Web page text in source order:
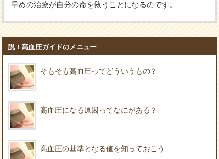
早めの治療が自分の命を救うことになるのです。
脱！高血圧ガイドのメニュー
そもそも高血圧ってどういうもの？
高血圧になる原因ってなにがある？
高血圧の基準となる値を知っておこう